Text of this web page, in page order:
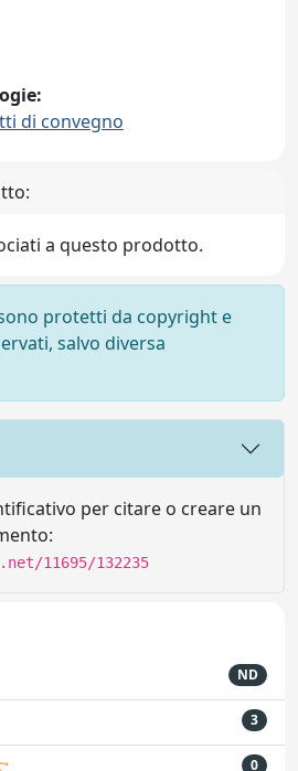
di convegno
a questo prodotto.
protetti da copyright e
salvo diversa
per citare o creare un
11695/132235
ND
3
0